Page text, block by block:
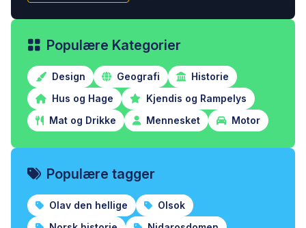
Populære Kategorier
Design Geografi
Historie
Hus og Hage
Kjendis og Rampelys
Mat og Drikke
Mennesket Motor
Populære tagger
Olav den hellige
Olsok